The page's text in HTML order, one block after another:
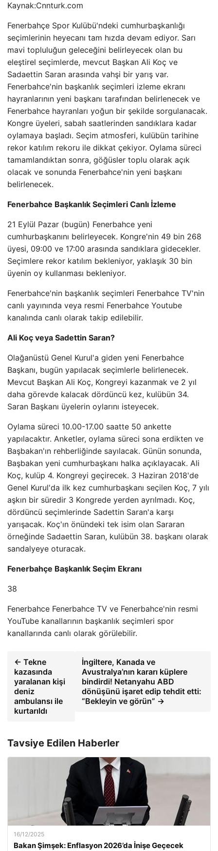
Kaynak:Cnnturk.com
Fenerbahçe Spor Kulübü'ndeki cumhurbaşkanlığı
seçimlerinin heyecanı tam hızda devam ediyor. Sarı
mavi topluluğun geleceğini belirleyecek olan bu
eleştirel seçimlerde, mevcut Başkan Ali Koç ve
Sadaettin Saran arasında vahşi bir yarış var.
Fenerbahce'nin başkanlık seçimleri izleme ekranı
hayranlarının yeni başkanı tarafından belirlenecek ve
Fenerbahce hayranları yoğun bir şekilde sorgulanacak.
Kongre üyeleri, sabah saatlerinden sandıklara kadar
oylamaya başladı. Seçim atmosferi, kulübün tarihine
rekor katılım rekoru ile dikkat çekiyor. Oylama süreci
tamamlandıktan sonra, göğüsler toplu olarak açık
olacak ve sonunda Fenerbahce'nin yeni başkanı
belirlenecek.
Fenerbahce Başkanlık Seçimleri Canlı İzleme
21 Eylül Pazar (bugün) Fenerbahce yeni
cumhurbaşkanını belirleyecek. Kongre'nin 49 bin 268
üyesi, 09:00 ve 17:00 arasında sandıklara gidecekler.
Seçimlere rekor katılım bekleniyor, yaklaşık 30 bin
üyenin oy kullanması bekleniyor.
Fenerbahce'nin başkanlık seçimleri Fenerbahce TV'nin
canlı yayınında veya resmi Fenerbahce Youtube
kanalında canlı olarak takip edilebilir.
Ali Koç veya Sadettin Saran?
Olağanüstü Genel Kurul'a giden yeni Fenerbahce
Başkanı, bugün yapılacak seçimlerle belirlenecek.
Mevcut Başkan Ali Koç, Kongreyi kazanmak ve 2 yıl
daha görevde kalacak dördüncü kez, kulübün 34.
Saran Başkanı üyelerin oylarını isteyecek.
Oylama süreci 10.00-17.00 saatte 50 ankette
yapılacaktır. Anketler, oylama süreci sona erdikten ve
Başbakan'ın rehberliğinde sayılacak. Günün sonunda,
Başbakan yeni cumhurbaşkanı halka açıklayacak. Ali
Koç, kulüp 4. Kongreyi geçirecek. 3 Haziran 2018'de
Genel Kurul'da ilk kez cumhurbaşkanı seçilen Koç, 7 yılı
aşkın bir süredir 3 Kongrede yerden ayrılmadı. Koç,
dördüncü seçimlerinde Sadettin Saran'a karşı
yarışacak. Koç'ın önündeki tek isim olan Sararan
örneğinde Sadaettin Saran, kulübün 38. başkanı olarak
sandalyeye oturacak.
Fenerbahçe Başkanlık Seçim Ekranı
38
Fenerbahce Fenerbahce TV ve Fenerbahce'nin resmi
YouTube kanallarının başkanlık seçimleri spor
kanallarında canlı olarak görülebilir.
← Tekne
kazasında
yaralanan kişi
deniz
ambulansı ile
kurtarıldı
İngiltere, Kanada ve
Avustralya’nın kararı küplere
bindirdi! Netanyahu ABD
dönüşünü işaret edip tehdit etti:
“Bekleyin ve görün” →
Tavsiye Edilen Haberler
16/12/2025
Bakan Şimşek: Enflasyon 2026’da İnişe Geçecek